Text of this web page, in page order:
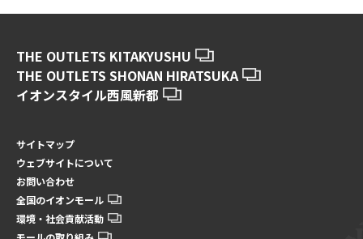
THE OUTLETS KITAKYUSHU
THE OUTLETS SHONAN HIRATSUKA
イオンスタイル西風新都
サイトマップ
ウェブサイトについて
お問い合わせ
全国のイオンモール
環境・社会貢献活動